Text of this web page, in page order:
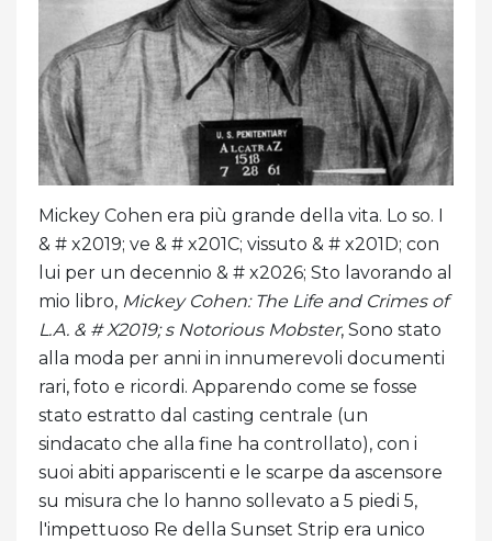
Mickey Cohen era più grande della vita. Lo so. I
& # x2019; ve & # x201C; vissuto & # x201D; con
lui per un decennio & # x2026; Sto lavorando al
mio libro, Mickey Cohen: The Life and Crimes of
L.A. & # X2019; s Notorious Mobster, Sono stato
alla moda per anni in innumerevoli documenti
rari, foto e ricordi. Apparendo come se fosse
stato estratto dal casting centrale (un
sindacato che alla fine ha controllato), con i
suoi abiti appariscenti e le scarpe da ascensore
su misura che lo hanno sollevato a 5 piedi 5,
l'impettuoso Re della Sunset Strip era unico